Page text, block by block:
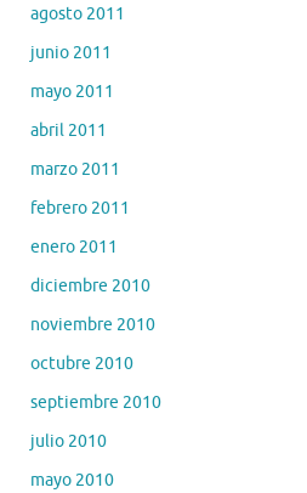
agosto 2011
junio 2011
mayo 2011
abril 2011
marzo 2011
febrero 2011
enero 2011
diciembre 2010
noviembre 2010
octubre 2010
septiembre 2010
julio 2010
mayo 2010